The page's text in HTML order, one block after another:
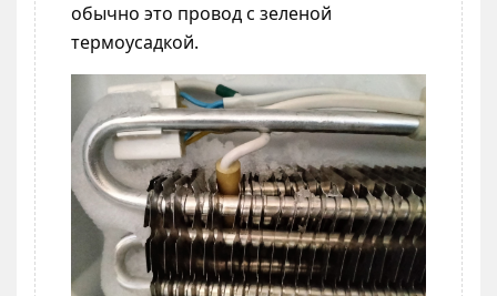
обычно это провод с зеленой
термоусадкой.